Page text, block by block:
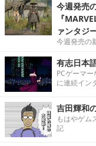
今週発売
『
ァンタジ
今週発売の
有志日本
PCゲーマ
に連続イン
吉田輝和
もはやゲム
記